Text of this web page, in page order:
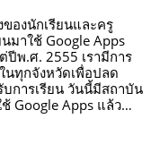
องนักเรียนและครู
มาใช้ Google Apps
ปีพ.ศ. 2555 เรามีการ
นทุกจังหวัดเพื่อปลด
การเรียน วันนี้มีสถาบัน
Google Apps แล้ว…